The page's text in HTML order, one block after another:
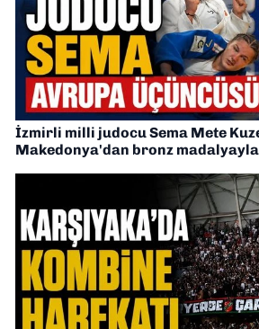
İzmirli milli judocu Sema Mete
Makedonya'dan bronz